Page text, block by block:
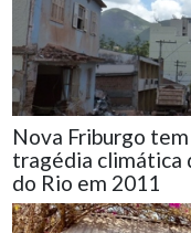
Nova Friburgo
tragédia climática
do Rio em 2011